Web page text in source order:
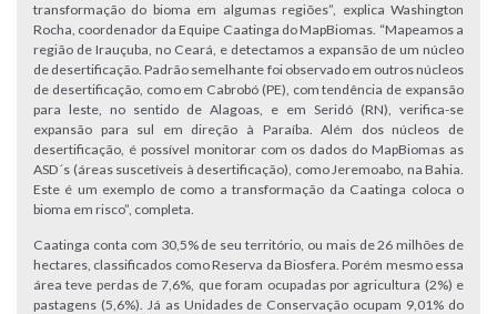
transformação do bioma em algumas regiões”, explica Washington
Rocha, coordenador da Equipe Caatinga do MapBiomas. “Mapeamos a
região de Irauçuba, no Ceará, e detectamos a expansão de um núcleo
de desertificação. Padrão semelhante foi observado em outros núcleos
de desertificação, como em Cabrobó (PE), com tendência de expansão
para leste, no sentido de Alagoas, e em Seridó (RN), verifica-se
expansão para sul em direção à Paraíba. Além dos núcleos de
desertificação, é possível monitorar com os dados do MapBiomas as
ASD´s (áreas suscetíveis à desertificação), como Jeremoabo, na Bahia.
Este é um exemplo de como a transformação da Caatinga coloca o
bioma em risco”, completa.
Caatinga conta com 30,5% de seu território, ou mais de 26 milhões de
hectares, classificados como Reserva da Biosfera. Porém mesmo essa
área teve perdas de 7,6%, que foram ocupadas por agricultura (2%) e
pastagens (5,6%). Já as Unidades de Conservação ocupam 9,01% do